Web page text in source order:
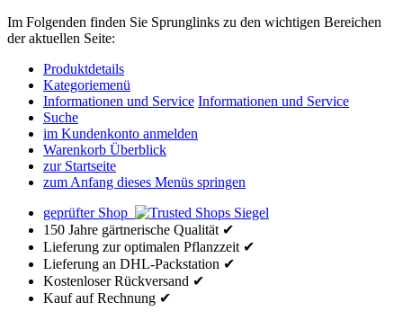
Im Folgenden finden Sie Sprunglinks zu den wichtigen Bereichen
der aktuellen Seite:
Produktdetails
Kategoriemenü
Informationen und Service Informationen und Service
Suche
im Kundenkonto anmelden
Warenkorb Überblick
zur Startseite
zum Anfang dieses Menüs springen
geprüfter Shop
150 Jahre gärtnerische Qualität ✔
Lieferung zur optimalen Pflanzzeit ✔
Lieferung an DHL-Packstation ✔
Kostenloser Rückversand ✔
Kauf auf Rechnung ✔